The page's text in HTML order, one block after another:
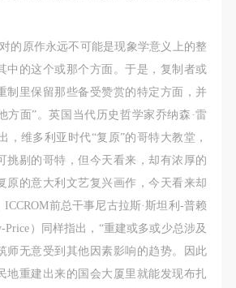
的原作永远不可能是现象学意义上的整
中的这个或那个方面。于是，复制者或
制里保留那些备受赞赏的特定方面，并
方面”。英国当代历史哲学家乔纳森·雷
出，维多利亚时代“复原”的哥特大教堂，
挑剔的哥特，但今天看来，却有浓厚的
原的意大利文艺复兴画作，今天看来却
前总干事尼古拉斯·斯坦利-普赖
Price）同样指出，“重建或多或少总涉及
师无意受到其他因素影响的趋势。因此
地重建出来的国会大厦里就能发现布扎